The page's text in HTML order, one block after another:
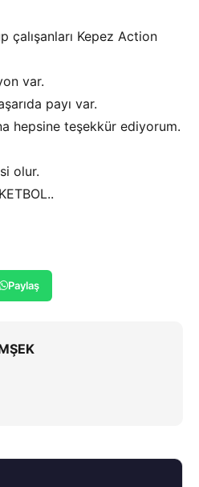
çalışanları Kepez Action
var.
payı var.
hepsine teşekkür ediyorum.
olur.
Paylaş